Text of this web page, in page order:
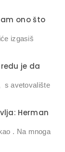
ono što
izgasiš
je da
s avetovalište
Herman
. Na mnoga